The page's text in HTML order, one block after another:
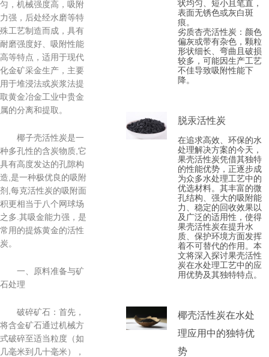
匀，机械强度高，吸附
力强，后处经水磨等特
殊工艺制造而成，具有
耐磨强度好、吸附性能
高等特点，适用于现代
化金矿采金生产，主要
用于堆浸法或炭浆法提
取黄金冶金工业中贵金
属的分离和提取。
椰子壳活性炭是一
种多孔性的含炭物质,它
具有高度发达的孔隙构
造,是一种极优良的吸附
剂,每克活性炭的吸附面
积更相当于八个网球场
之多.其吸金能力强，是
常用的提炼黄金的活性
炭。
一、原料准备与矿
石处理
破碎矿石：首先，
将含金矿石通过机械方
式破碎至适当粒度（如
几毫米到几十毫米），
状均匀、短小且笔直，
表面无锈色或灰白斑
痕。
劣质杏壳活性炭‌：颜色
偏灰或带有杂色，颗粒
形状细长、弯曲且破损
较多，可能因生产工艺
不佳导致吸附性能下
降。
脱汞活性炭
在追求高效、环保的水
处理解决方案的今天，
果壳活性炭凭借其独特
的性能优势，正逐步成
为众多水处理工艺中的
优选材料。其丰富的微
孔结构、强大的吸附能
力、稳定的回收效果以
及广泛的适用性，使得
果壳活性炭在提升水
质、保护环境方面发挥
着不可替代的作用。本
文将深入探讨果壳活性
炭在水处理工艺中的应
用优势及其独特特点。
椰壳活性炭在水处
理应用中的独特优
势